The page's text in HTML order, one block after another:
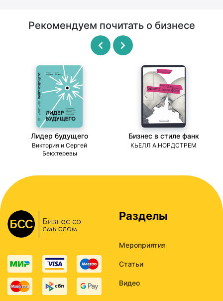
Рекомендуем почитать о бизнесе
Лидер будущего
Виктория и Сергей
Бекхтеревы
Бизнес в стиле фанк
КЬЕЛЛ А.НОРДСТРЕМ
Разделы
Мероприятия
Статьи
Видео